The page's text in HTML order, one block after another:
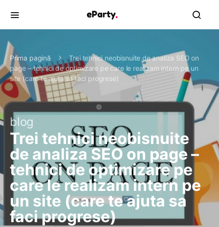
Prima pagină
Trei tehnici neobisnuite de analiza SEO on
page – tehnici de optimizare pe care le realizam intern pe un
site (care te ajuta sa faci progrese)
blog
Trei tehnici neobisnuite
de analiza SEO on page –
tehnici de optimizare pe
care le realizam intern pe
un site (care te ajuta sa
faci progrese)